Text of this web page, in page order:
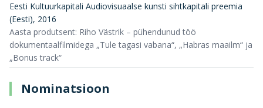
Eesti Kultuurkapitali Audiovisuaalse kunsti sihtkapitali preemia
(Eesti), 2016
Aasta produtsent: Riho Västrik – pühendunud töö
dokumentaalfilmidega „Tule tagasi vabana“, „Habras maailm“ ja
„Bonus track“
Nominatsioon